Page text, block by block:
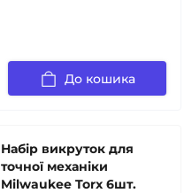
До кошика
Набір викруток для
точної механіки
Milwaukee Torx 6шт.